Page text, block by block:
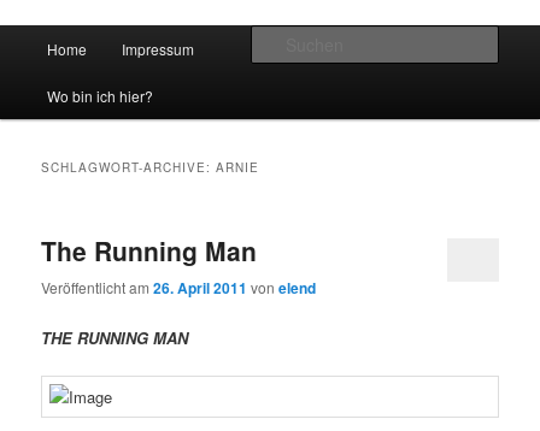
vidgames.de
Zum Inhalt wechseln
Zum sekundären Inhalt wechseln
Home Impressum
Wo bin ich hier?
SCHLAGWORT-ARCHIVE:ARNIE
The Running Man
Veröffentlicht am26. April 2011 vonelend
THE RUNNING MAN